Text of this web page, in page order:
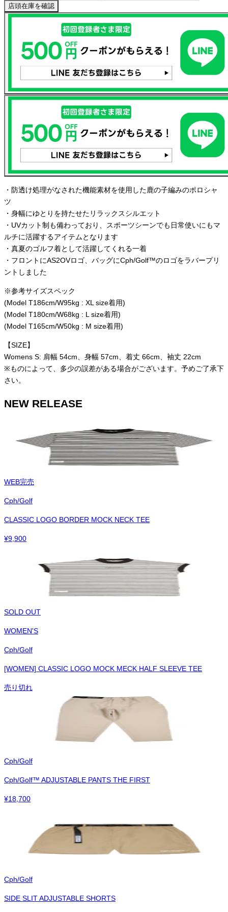
店頭在庫を確認
・防透け処理がなされた機能素材を使用した鹿の子編みのポロシャ
ツ
・身幅にゆとりを持たせたリラックスシルエット
・UVカット制も備わっており、スポーツシーンでも日常使いにもマ
ルチに活躍するアイテムとなります
・真夏のゴルフ着として活躍してくれる一着
・フロントにAS2OVロゴ、バッグにCph/Golf™のロゴをラバープリ
ントしました
※参考サイズスペック
(Model T186cm/W95kg : XL size着用)
(Model T180cm/W68kg : L size着用)
(Model T165cm/W50kg : M size着用)
【SIZE】
Womens S: 肩幅 54cm、身幅 57cm、着丈 66cm、袖丈 22cm
※ものによって、多少の誤差がある場合がございます。予めご了承下
さい。
NEW RELEASE
WEB完売
Cph/Golf
CLASSIC LOGO BORDER MOCK NECK TEE
¥9,900
SOLD OUT
WOMEN'S
Cph/Golf
[WOMEN] CLASSIC LOGO MOCK MECK HALF SLEEVE TEE
売り切れ
Cph/Golf
Cph/Golf™︎ ADJUSTABLE PANTS THE FIRST
¥18,700
Cph/Golf
SIDE SLIT ADJUSTABLE SHORTS